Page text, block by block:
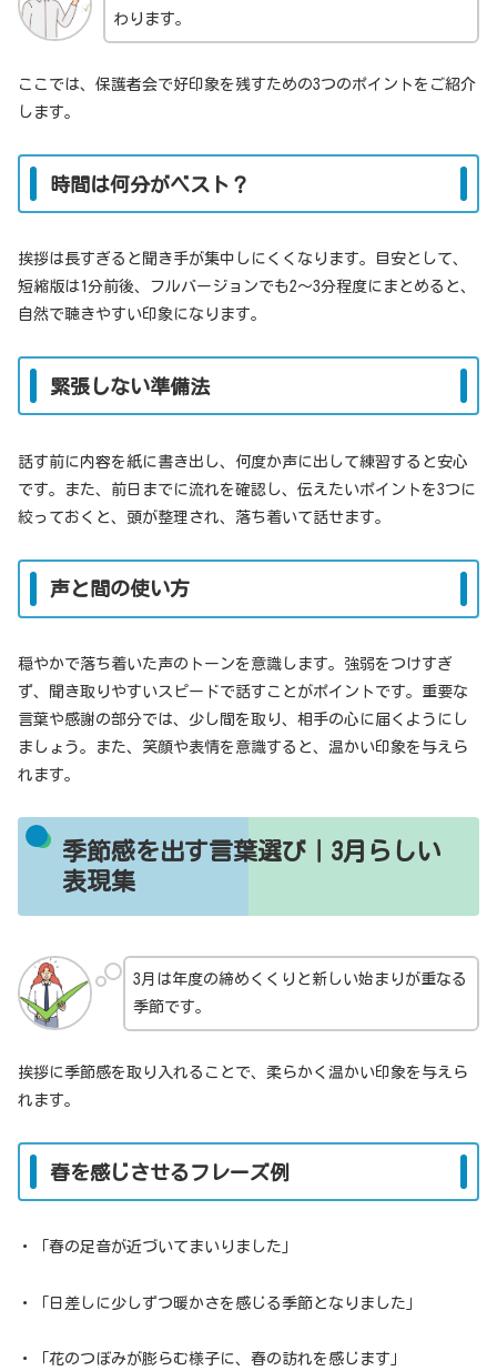
わります。
ここでは、保護者会で好印象を残すための3つのポイントをご紹介
します。
時間は何分がベスト？
挨拶は長すぎると聞き手が集中しにくくなります。目安として、
短縮版は1分前後、フルバージョンでも2〜3分程度にまとめると、
自然で聴きやすい印象になります。
緊張しない準備法
話す前に内容を紙に書き出し、何度か声に出して練習すると安心
です。また、前日までに流れを確認し、伝えたいポイントを3つに
絞っておくと、頭が整理され、落ち着いて話せます。
声と間の使い方
穏やかで落ち着いた声のトーンを意識します。強弱をつけすぎ
ず、聞き取りやすいスピードで話すことがポイントです。重要な
言葉や感謝の部分では、少し間を取り、相手の心に届くようにし
ましょう。また、笑顔や表情を意識すると、温かい印象を与えら
れます。
季節感を出す言葉選び｜3月らしい
表現集
3月は年度の締めくくりと新しい始まりが重なる
季節です。
挨拶に季節感を取り入れることで、柔らかく温かい印象を与えら
れます。
春を感じさせるフレーズ例
・「春の足音が近づいてまいりました」
・「日差しに少しずつ暖かさを感じる季節となりました」
・「花のつぼみが膨らむ様子に、春の訪れを感じます」